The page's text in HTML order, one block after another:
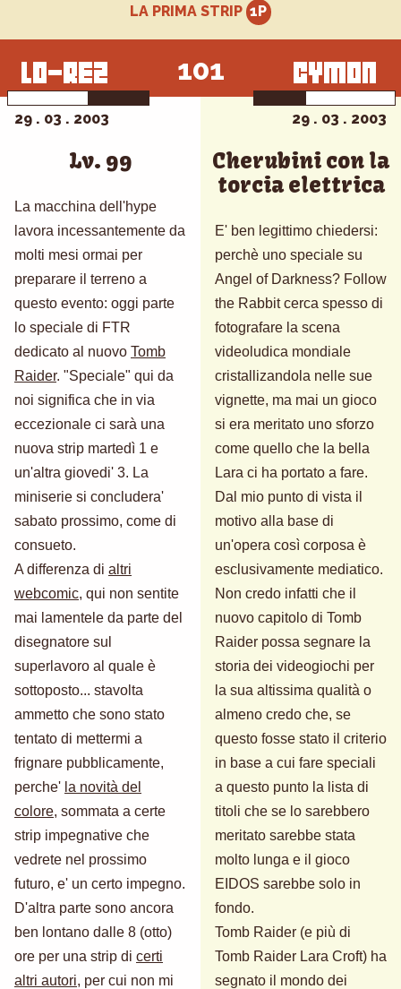
LA PRIMA STRIP
101
29 . 03 . 2003
Lv. 99
La macchina dell'hype
lavora incessantemente da
molti mesi ormai per
preparare il terreno a
questo evento: oggi parte
lo speciale di FTR
dedicato al nuovo Tomb
Raider. "Speciale" qui da
noi significa che in via
eccezionale ci sarà una
nuova strip martedì 1 e
un'altra giovedi' 3. La
miniserie si concludera'
sabato prossimo, come di
consueto.
A differenza di altri
webcomic, qui non sentite
mai lamentele da parte del
disegnatore sul
superlavoro al quale è
sottoposto... stavolta
ammetto che sono stato
tentato di mettermi a
frignare pubblicamente,
perche' la novità del
colore, sommata a certe
strip impegnative che
vedrete nel prossimo
futuro, e' un certo impegno.
D'altra parte sono ancora
ben lontano dalle 8 (otto)
ore per una strip di certi
altri autori, per cui non mi
29 . 03 . 2003
Cherubini con la
torcia elettrica
E' ben legittimo chiedersi:
perchè uno speciale su
Angel of Darkness? Follow
the Rabbit cerca spesso di
fotografare la scena
videoludica mondiale
cristallizandola nelle sue
vignette, ma mai un gioco
si era meritato uno sforzo
come quello che la bella
Lara ci ha portato a fare.
Dal mio punto di vista il
motivo alla base di
un'opera così corposa è
esclusivamente mediatico.
Non credo infatti che il
nuovo capitolo di Tomb
Raider possa segnare la
storia dei videogiochi per
la sua altissima qualità o
almeno credo che, se
questo fosse stato il criterio
in base a cui fare speciali
a questo punto la lista di
titoli che se lo sarebbero
meritato sarebbe stata
molto lunga e il gioco
EIDOS sarebbe solo in
fondo.
Tomb Raider (e più di
Tomb Raider Lara Croft) ha
segnato il mondo dei